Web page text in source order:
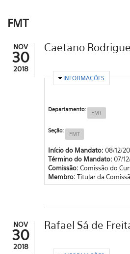
FMT
NOV
30
2018
Caetano
OCULTAR
INFORMAÇÕES
Departamento: FMT
Seção: FMT
Início do Mandato: 08/12/
Término do Mandato: 07/
Comissão: Comissão do
Membro: Titular da
NOV
30
2018
Rafael Sá de